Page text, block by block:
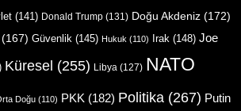
(141) Donald Trump (131) Doğu Akdeniz (172)
(167) Güvenlik (145) Hukuk (110) Irak (148) Joe
Küresel (255) Libya (127) NATO
Doğu (110) PKK (182) Politika (267) Putin